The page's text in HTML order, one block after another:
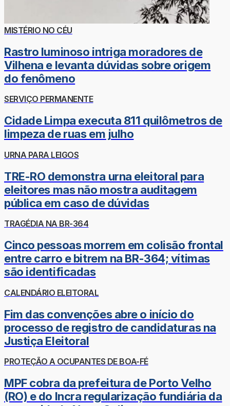
MISTÉRIO NO CÉU
Rastro luminoso intriga moradores de
Vilhena e levanta dúvidas sobre origem
do fenômeno
SERVIÇO PERMANENTE
Cidade Limpa executa 811 quilômetros de
limpeza de ruas em julho
URNA PARA LEIGOS
TRE-RO demonstra urna eleitoral para
eleitores mas não mostra auditagem
pública em caso de dúvidas
TRAGÉDIA NA BR-364
Cinco pessoas morrem em colisão frontal
entre carro e bitrem na BR-364; vítimas
são identificadas
CALENDÁRIO ELEITORAL
Fim das convenções abre o início do
processo de registro de candidaturas na
Justiça Eleitoral
PROTEÇÃO A OCUPANTES DE BOA-FÉ
MPF cobra da prefeitura de Porto Velho
(RO) e do Incra regularização fundiária da